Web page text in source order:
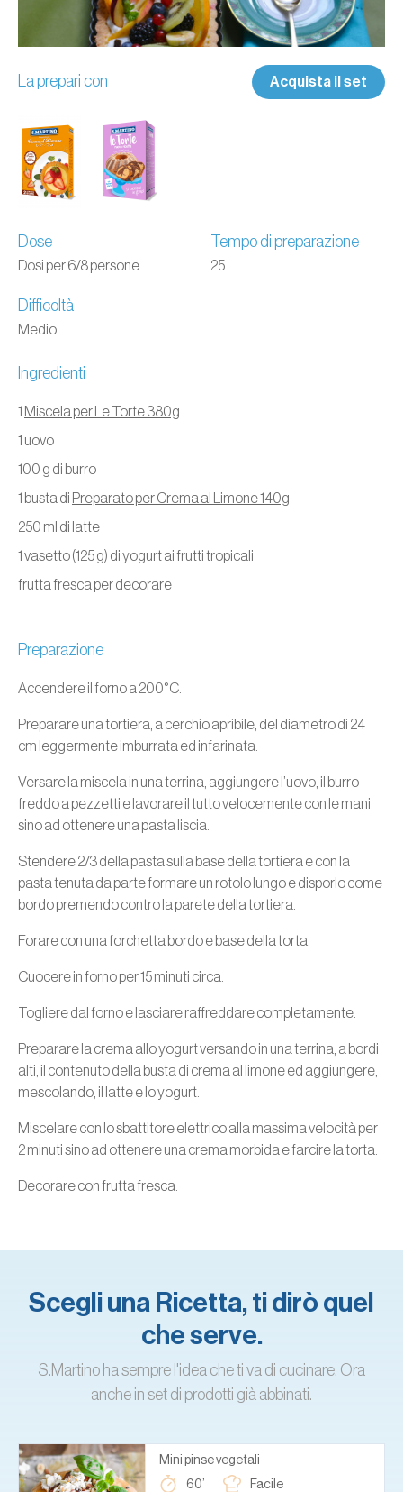
La prepari con Acquista il set
Dose
Dosi per 6/8 persone
Tempo di preparazione
25
Difficoltà
Medio
Ingredienti
1 Miscela per Le Torte 380g
1 uovo
100 g di burro
1 busta di Preparato per Crema al Limone 140g
250 ml di latte
1 vasetto (125 g) di yogurt ai frutti tropicali
frutta fresca per decorare
Preparazione
Accendere il forno a 200°C.
Preparare una tortiera, a cerchio apribile, del diametro di 24
cm leggermente imburrata ed infarinata.
Versare la miscela in una terrina, aggiungere l’uovo, il burro
freddo a pezzetti e lavorare il tutto velocemente con le mani
sino ad ottenere una pasta liscia.
Stendere 2/3 della pasta sulla base della tortiera e con la
pasta tenuta da parte formare un rotolo lungo e disporlo come
bordo premendo contro la parete della tortiera.
Forare con una forchetta bordo e base della torta.
Cuocere in forno per 15 minuti circa.
Togliere dal forno e lasciare raffreddare completamente.
Preparare la crema allo yogurt versando in una terrina, a bordi
alti, il contenuto della busta di crema al limone ed aggiungere,
mescolando, il latte e lo yogurt.
Miscelare con lo sbattitore elettrico alla massima velocità per
2 minuti sino ad ottenere una crema morbida e farcire la torta.
Decorare con frutta fresca.
Scegli una Ricetta, ti dirò quel
che serve.
S.Martino ha sempre l'idea che ti va di cucinare. Ora
anche in set di prodotti già abbinati.
Mini pinse vegetali
60’
Facile